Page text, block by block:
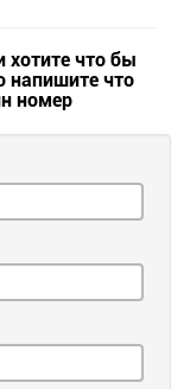
хотите что бы
напишите что
номер